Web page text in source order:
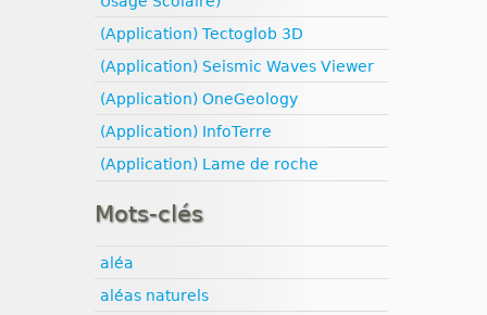
(Application) Tectoglob 3D
(Application) Seismic Waves Viewer
(Application) OneGeology
(Application) InfoTerre
(Application) Lame de roche
Mots-clés
aléa
aléas naturels